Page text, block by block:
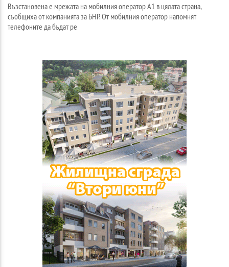
Възстановена е мрежата на мобилния оператор А1 в цялата страна,
съобщиха от компанията за БНР. От мобилния оператор напомнят
телефоните да бъдат ре